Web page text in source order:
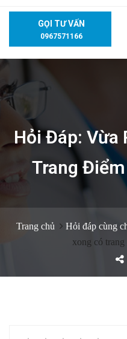
GỌI TƯ VẤN
0967571166
Hỏi Đáp: Vừa
Trang
Trang chủ Hỏi đáp cùng
xong có